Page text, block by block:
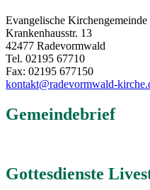
Evangelische
Krankenhausstr. 13
42477 Radevormwald
Tel. 02195 67710
Fax: 02195 677150
kontakt@radevormwald-
Gemeindebrief
Gottesdienste